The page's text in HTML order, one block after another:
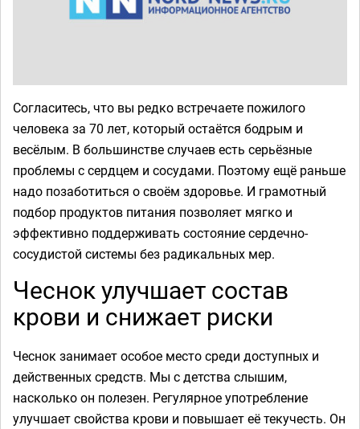
Согласитесь, что вы редко встречаете пожилого
человека за 70 лет, который остаётся бодрым и
весёлым. В большинстве случаев есть серьёзные
проблемы с сердцем и сосудами. Поэтому ещё раньше
надо позаботиться о своём здоровье. И грамотный
подбор продуктов питания позволяет мягко и
эффективно поддерживать состояние сердечно-
сосудистой системы без радикальных мер.
Чеснок улучшает состав
крови и снижает риски
Чеснок занимает особое место среди доступных и
действенных средств. Мы с детства слышим,
насколько он полезен. Регулярное употребление
улучшает свойства крови и повышает её текучесть. Он